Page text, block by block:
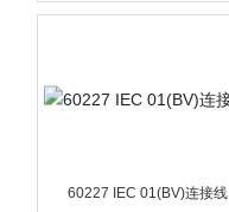
60227 IEC 01(BV)连接线